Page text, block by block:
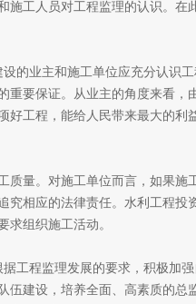
工人员对工程监理的认识。在
的业主和施工单位应充分认识工
重要保证。从业主的角度来看，
好工程，能给人民带来最大的利
量。对施工单位而言，如果施
究相应的法律责任。水利工程投
求组织施工活动。
工程监理发展的要求，积极加强
伍建设，培养全面、高素质的总